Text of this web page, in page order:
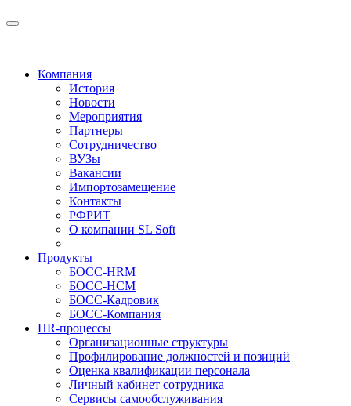
Компания
История
Новости
Мероприятия
Партнеры
Сотрудничество
ВУЗы
Вакансии
Импортозамещение
Контакты
РФРИТ
О компании SL Soft
Продукты
БОСС-HRM
БОСС-HCM
БОСС-Кадровик
БОСС-Компания
HR-процессы
Организационные структуры
Профилирование должностей и позиций
Оценка квалификации персонала
Личный кабинет сотрудника
Сервисы самообслуживания